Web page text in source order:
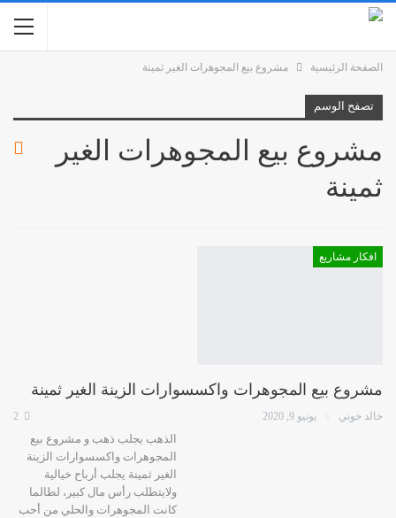
الصفحة الرئيسية مشروع بيع المجوهرات الغير ثمينة
تصفح الوسم
مشروع بيع المجوهرات الغير
ثمينة
افكار مشاريع
مشروع بيع المجوهرات واكسسوارات الزينة الغير ثمينة
خالد خوني يونيو 9, 2020
الذهب يجلب ذهب و مشروع بيع
المجوهرات واكسسوارات الزينة
الغير ثمينة يجلب أرباح خيالية
ولايتطلب رأس مال كبير، لطالما
كانت المجوهرات والحلي من أحب